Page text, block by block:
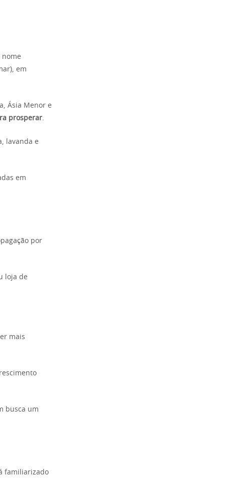
nome
em
Ásia Menor e
prosperar.
lavanda e
em
por
loja de
mais
busca um
familiarizado